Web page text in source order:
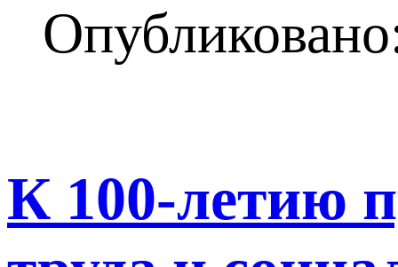
К 100-летию